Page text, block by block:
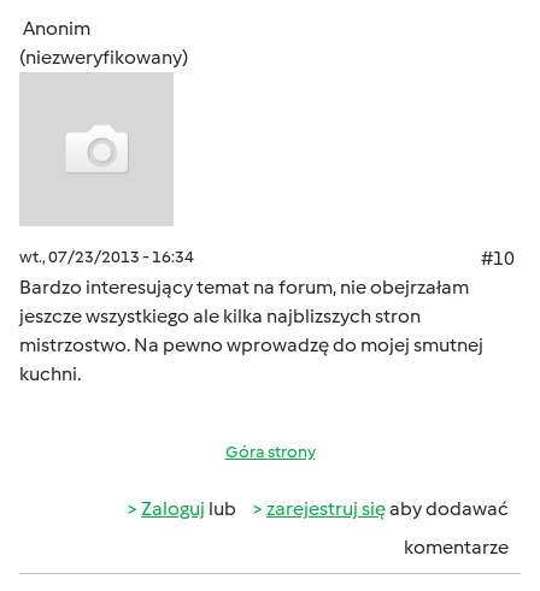
Anonim
(niezweryfikowany)
wt., 07/23/2013 - 16:34
#10
Bardzo interesujący temat na forum, nie obejrzałam
jeszcze wszystkiego ale kilka najblizszych stron
mistrzostwo. Na pewno wprowadzę do mojej smutnej
kuchni.
Góra strony
Zaloguj lub zarejestruj sięaby dodawać
komentarze